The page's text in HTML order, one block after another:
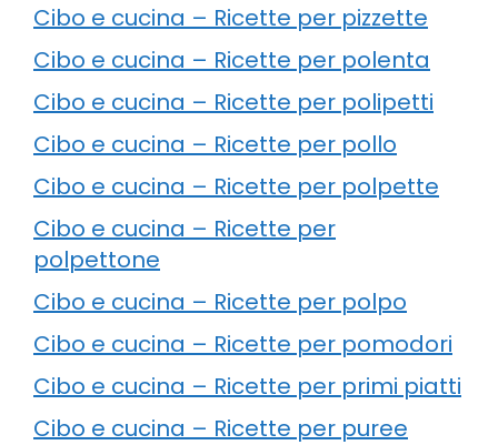
Cibo e cucina – Ricette per pizzette
Cibo e cucina – Ricette per polenta
Cibo e cucina – Ricette per polipetti
Cibo e cucina – Ricette per pollo
Cibo e cucina – Ricette per polpette
Cibo e cucina – Ricette per
polpettone
Cibo e cucina – Ricette per polpo
Cibo e cucina – Ricette per pomodori
Cibo e cucina – Ricette per primi piatti
Cibo e cucina – Ricette per puree